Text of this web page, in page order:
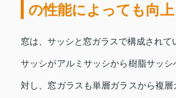
の性能によっても向上
窓は、サッシと窓ガラスで構成されて
サッシがアルミサッシから樹脂サッシ
対し、窓ガラスも単層ガラスから複層